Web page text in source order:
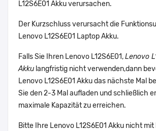
L12S6E01 Akku verursachen.
Der Kurzschluss verursacht die
Lenovo L12S6E01 Laptop Akku.
Falls Sie Ihren Lenovo L12S6E01,Lenovo
Akku langfristig nicht verwenden,dann
Lenovo L12S6E01 Akku das nächste Mal
Sie den 2-3 Mal aufladen und schließlich
maximale Kapazität zu erreichen.
Bitte Ihre Lenovo L12S6E01 Akku nicht mit